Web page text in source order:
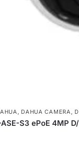
, DAHUA CAMERA,
S3 ePoE 4MP